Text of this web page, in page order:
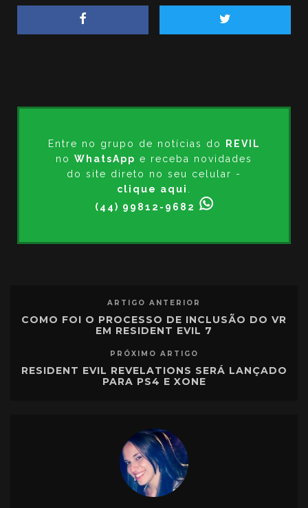
Entre no grupo de notícias do
REVIL
no WhatsApp e receba novidades
do site direto no seu celular -
clique aqui
(44) 99812-9682
ARTIGO ANTERIOR
COMO FOI O PROCESSO DE INCLUSÃO DO VR
EM RESIDENT EVIL 7
PRÓXIMO ARTIGO
RESIDENT EVIL REVELATIONS SERÁ LANÇADO
PARA PS4 E XONE